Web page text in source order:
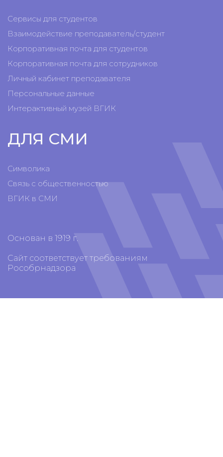
Сервисы для студентов
Взаимодействие преподаватель/студент
Корпоративная почта для студентов
Корпоративная почта для сотрудников
Личный кабинет преподавателя
Персональные данные
Интерактивный музей ВГИК
ДЛЯ СМИ
Символика
Связь с общественностью
ВГИК в СМИ
Основан в 1919 г.
Сайт соответствует требованиям
Рособрнадзора